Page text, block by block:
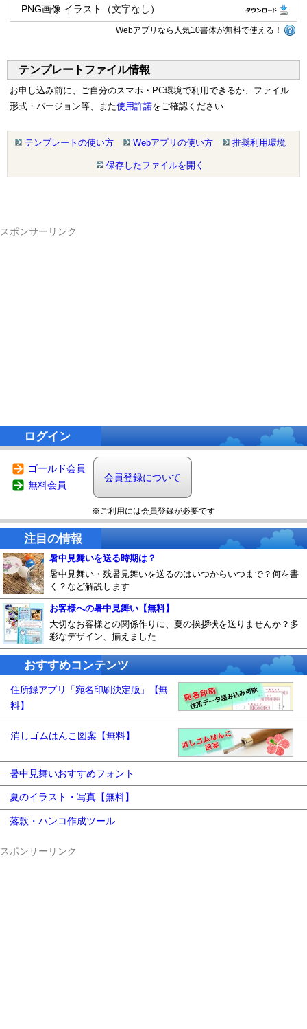
PNG画像 イラスト（文字なし）
Webアプリなら人気10書体が無料で使える！
テンプレートファイル情報
お申し込み前に、ご自分のスマホ・PC環境で利用できるか、ファイル
形式・バージョン等、また使用許諾をご確認ください
テンプレートの使い方 Webアプリの使い方 推奨利用環境
保存したファイルを開く
スポンサーリンク
ログイン
会員登録について
ゴールド会員
無料会員
※ご利用には会員登録が必要です
注目の情報
暑中見舞いを送る時期は？
暑中見舞い・残暑見舞いを送るのはいつからいつまで？何を書
く？など解説します
お客様への暑中見舞い【無料】
大切なお客様との関係作りに、夏の挨拶状を送りませんか？多
彩なデザイン、揃えました
おすすめコンテンツ
住所録アプリ「宛名印刷決定版」【無
料】
消しゴムはんこ図案【無料】
暑中見舞いおすすめフォント
夏のイラスト・写真【無料】
落款・ハンコ作成ツール
スポンサーリンク